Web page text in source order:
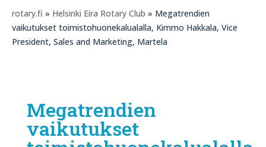
rotary.fi » Helsinki Eira Rotary Club » Megatrendien
vaikutukset toimistohuonekalualalla, Kimmo Hakkala, Vice
President, Sales and Marketing, Martela
Megatrendien
vaikutukset